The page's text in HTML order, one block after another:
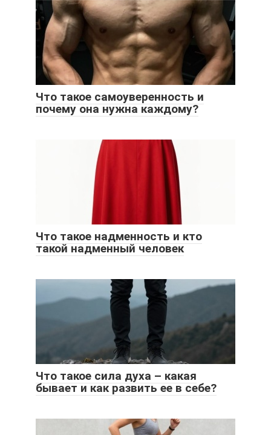
Что такое самоуверенность и
почему она нужна каждому?
Что такое надменность и кто
такой надменный человек
Что такое сила духа – какая
бывает и как развить ее в себе?